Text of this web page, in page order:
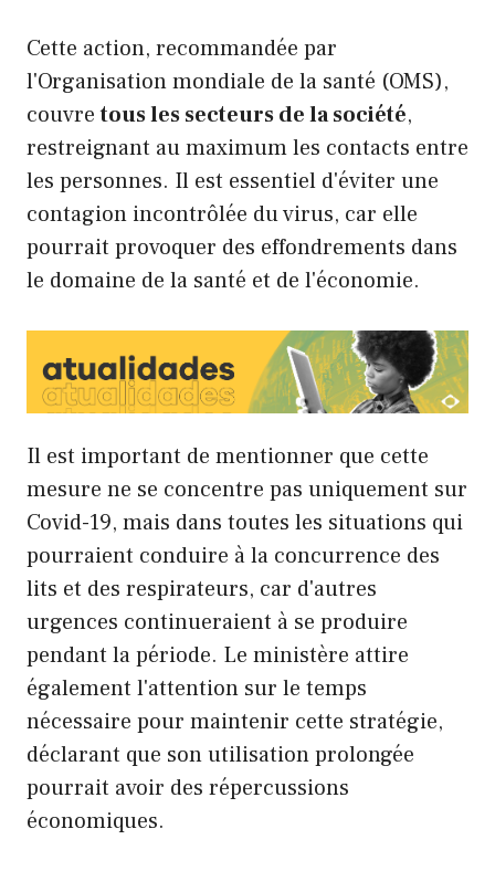
Cette action, recommandée par
l'Organisation mondiale de la santé (OMS),
couvretous les secteurs de la société,
restreignant au maximum les contacts entre
les personnes. Il est essentiel d'éviter une
contagion incontrôlée du virus, car elle
pourrait provoquer des effondrements dans
le domaine de la santé et de l'économie.
Il est important de mentionner que cette
mesure ne se concentre pas uniquement sur
Covid-19, mais dans toutes les situations qui
pourraient conduire à la concurrence des
lits et des respirateurs, car d'autres
urgences continueraient à se produire
pendant la période. Le ministère attire
également l'attention sur le temps
nécessaire pour maintenir cette stratégie,
déclarant que son utilisation prolongée
pourrait avoir des répercussions
économiques.